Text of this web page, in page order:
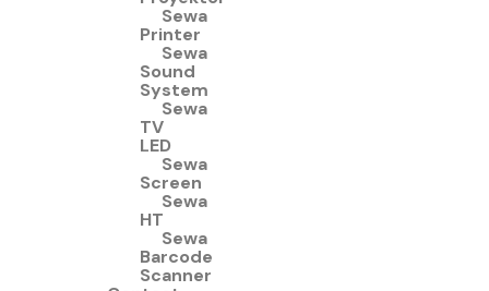
Sewa
Printer
Sewa
Sound
System
Sewa
TV
LED
Sewa
Screen
Sewa
HT
Sewa
Barcode
Scanner